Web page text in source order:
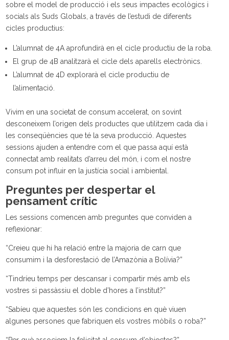
sobre el model de producció i els seus impactes ecològics i
socials als Suds Globals, a través de l’estudi de diferents
cicles productius:
L’alumnat de 4A aprofundirà en el cicle productiu de la roba.
El grup de 4B analitzarà el cicle dels aparells electrònics.
L’alumnat de 4D explorarà el cicle productiu de
l’alimentació.
Vivim en una societat de consum accelerat, on sovint
desconeixem l’origen dels productes que utilitzem cada dia i
les conseqüències que té la seva producció. Aquestes
sessions ajuden a entendre com el que passa aquí està
connectat amb realitats d’arreu del món, i com el nostre
consum pot influir en la justícia social i ambiental.
Preguntes per despertar el
pensament crític
Les sessions comencen amb preguntes que conviden a
reflexionar:
“Creieu que hi ha relació entre la majoria de carn que
consumim i la desforestació de l’Amazònia a Bolívia?”
“Tindríeu temps per descansar i compartir més amb els
vostres si passàssiu el doble d’hores a l’institut?”
“Sabíeu que aquestes són les condicions en què viuen
algunes persones que fabriquen els vostres mòbils o roba?”